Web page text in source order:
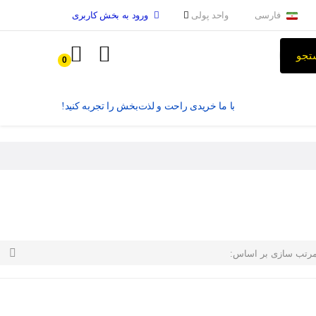
فارسی واحد پولی ورود به بخش کاربری
0
با ما خریدی راحت و لذت‌بخش را تجربه کنید!
مرتب سازی بر اساس: 